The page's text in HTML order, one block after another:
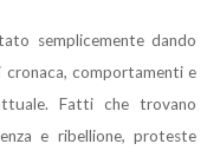
semplicemente dando
comportamenti e
Fatti che trovano
e ribellione, proteste